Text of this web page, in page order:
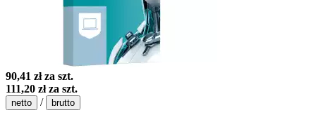
90,41 złza szt.
111,20 złza szt.
netto / brutto